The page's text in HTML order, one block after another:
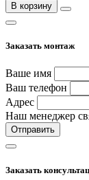
В корзину
Заказать монтаж
Ваше имя
Ваш телефон
Адрес
Наш менеджер
Отправить
Заказать